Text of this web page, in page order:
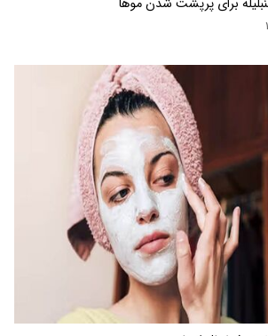
برای پرپشت شدن موها